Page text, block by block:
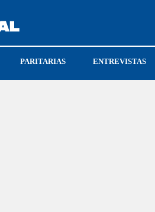
PARITARIAS ENTREVISTAS